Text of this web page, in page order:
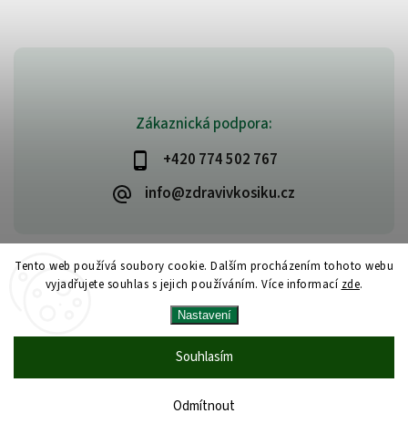
Tento web používá soubory cookie. Dalším procházením tohoto webu
vyjadřujete souhlas s jejich používáním. Více informací zde.
Nastavení
Odmítnout
Souhlasím
Zákaznická podpora:
+420 774 502 767
info@zdravivkosiku.cz
www.zdravivkosiku.cz
Upravit nastavení cookies
VytvořilShoptet | Design